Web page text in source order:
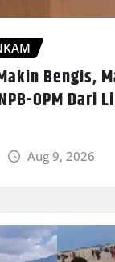
Bengis,
OPM Dari
Aug 9, 2026